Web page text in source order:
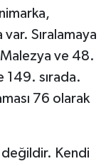
Sıralamaya
Malezya ve 48.
149. sırada.
76 olarak
değildir. Kendi